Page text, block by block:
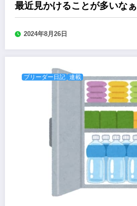
最近見かけることが多いなぁ
2024年8月26日
ブリーダー日記 連載